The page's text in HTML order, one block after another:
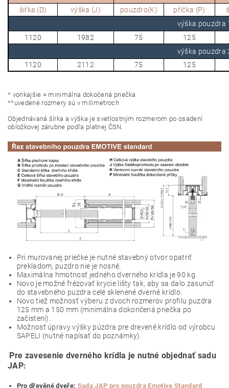
šiřka (D) výška (J) pouzdro(K) příčka (P)
výška pouzdra
1120
1982 75
125
výška pouzdra
1120
2112 75 125
* vonkajšie = minimálna dokočená priečka
**uvedené rozmery sú v milimetroch
Objednávaná šírka a výška je svetlostným rozmerom po osadení
obložkovej zárubne podľa platnej ČSN.
Pri murovanej priečke je nutné stavebný otvor opatriť
prekladom, puzdro nie je nosné.
Maximálna hmotnosť jedného dverného krídla je 90 kg.
Novo je možné frézovať krycie lišty tak, aby sa dalo zasunúť
do stavebného puzdra celé sklenené dverné krídlo.
Novo tiež možnosť výberu z dvoch rozmerov profilu puzdra
125 mm a 150 mm (minimálna dokončená priečka po
začistení).
Možnosť úpravy výšky púzdra pre drevené krídlo od výrobcu
SAPELI (nutné napísať do poznámky).
Pre zavesenie dverného krídla je nutné objednať sadu
JAP:
Pro dřevěné dveře: Sada JAP pro pouzdra Emotive Standard